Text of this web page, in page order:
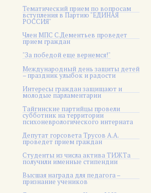
Тематический прием по вопросам
вступления в Партию "ЕДИНАЯ
РОССИЯ"
Член МПС С.Дементьев проведет
прием граждан
"За победой еще вернемся!"
Международный день защиты детей
– праздник улыбок и радости
Интересы граждан защищают и
молодые парламентарии
Тайгинские партийцы провели
субботник на территории
психоневрологического интерната
Депутат горсовета Трусов А.А.
проведет прием граждан
Студенты из числа актива ТИЖТа
получили именные стипендии
Высшая награда для педагога –
признание учеников